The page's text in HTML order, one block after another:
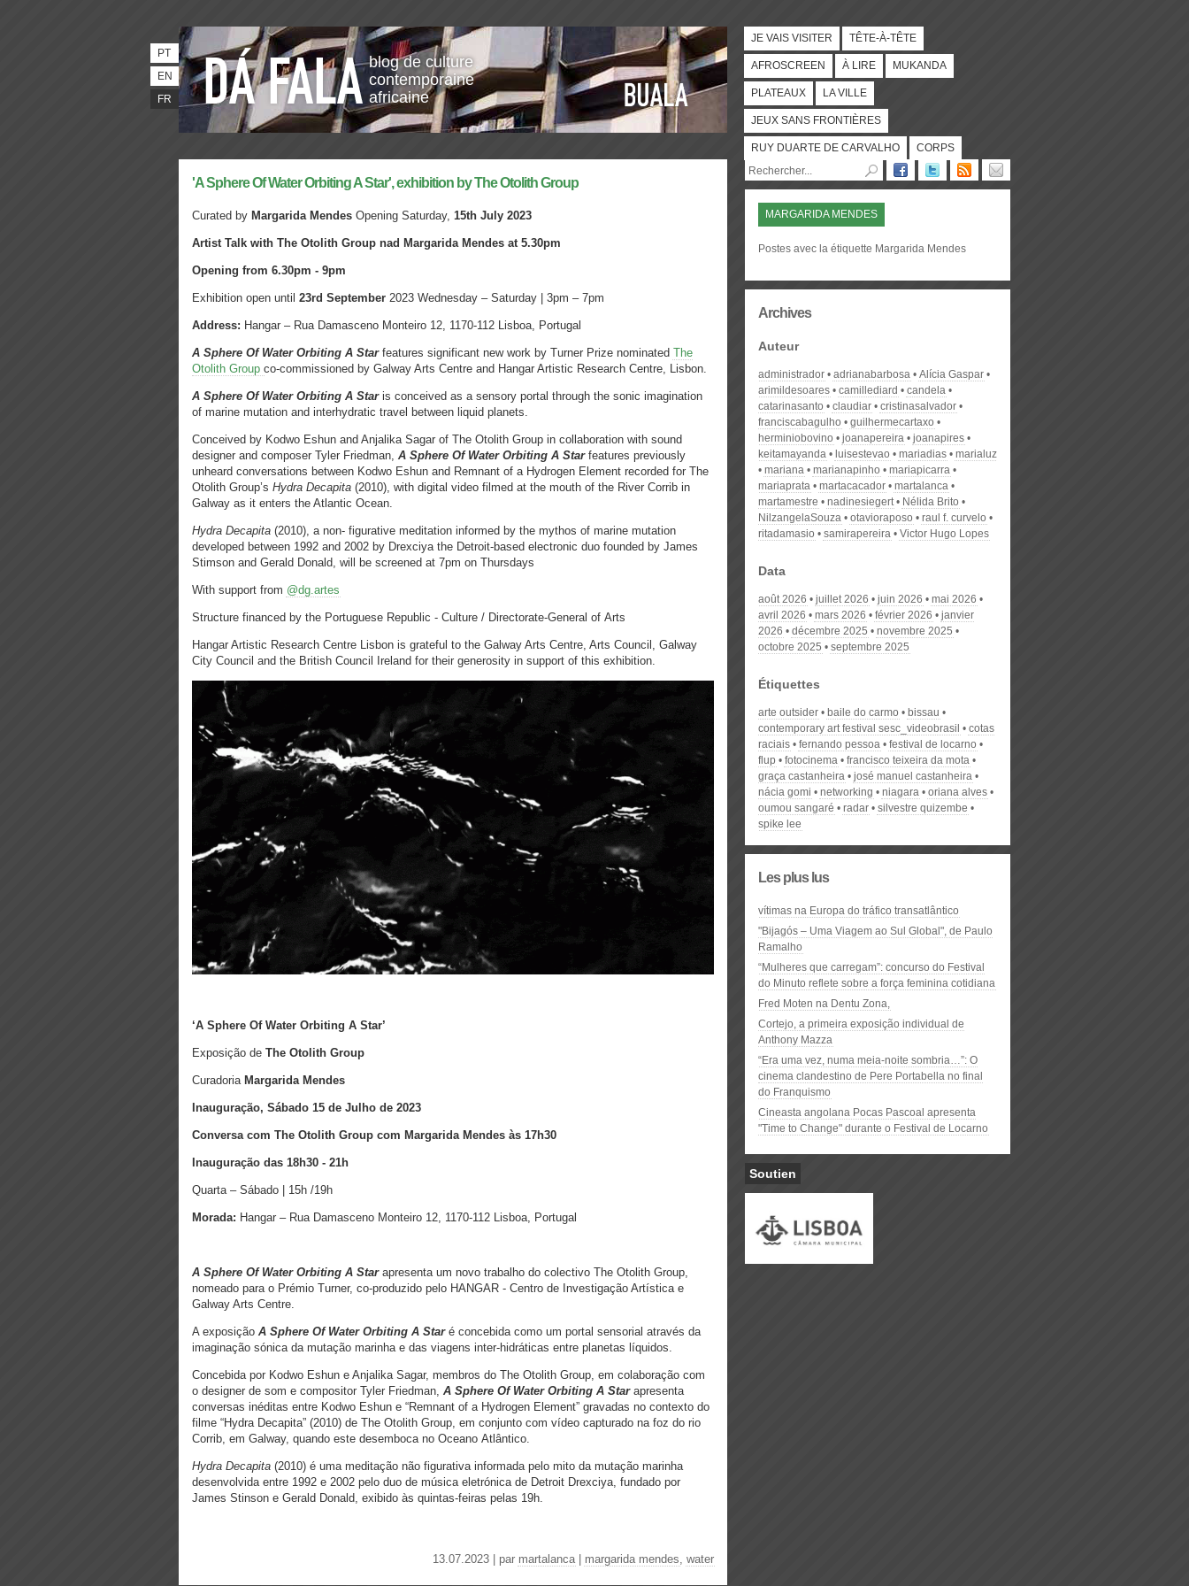
blog de culture
contemporaine
africaine
PT
EN
FR
JE VAIS VISITER TÊTE-À-TÊTE
AFROSCREEN À LIRE MUKANDA
PLATEAUX LA VILLE
JEUX SANS FRONTIÈRES
RUY DUARTE DE CARVALHO CORPS
'A Sphere Of Water Orbiting A Star', exhibition by The Otolith Group
Curated by Margarida Mendes Opening Saturday, 15th July 2023
Artist Talk with The Otolith Group nad Margarida Mendes at 5.30pm
Opening from 6.30pm - 9pm
Exhibition open until 23rd September 2023 Wednesday – Saturday | 3pm – 7pm
Address: Hangar – Rua Damasceno Monteiro 12, 1170-112 Lisboa, Portugal
A Sphere Of Water Orbiting A Starfeatures significant new work by Turner Prize nominated The
Otolith Group co-commissioned by Galway Arts Centre and Hangar Artistic Research Centre, Lisbon.
A Sphere Of Water Orbiting A Staris conceived as a sensory portal through the sonic imagination
of marine mutation and interhydratic travel between liquid planets.
Conceived by Kodwo Eshun and Anjalika Sagar of The Otolith Group in collaboration with sound
designer and composer Tyler Friedman, A Sphere Of Water Orbiting A Star features previously
unheard conversations between Kodwo Eshun and Remnant of a Hydrogen Element recorded for The
Otolith Group’s Hydra Decapita (2010), with digital video filmed at the mouth of the River Corrib in
Galway as it enters the Atlantic Ocean.
Hydra Decapita (2010), a non- figurative meditation informed by the mythos of marine mutation
developed between 1992 and 2002 by Drexciya the Detroit-based electronic duo founded by James
Stimson and Gerald Donald, will be screened at 7pm on Thursdays
With support from @‌dg.artes
Structure financed by the Portuguese Republic - Culture / Directorate-General of Arts
Hangar Artistic Research Centre Lisbon is grateful to the Galway Arts Centre, Arts Council, Galway
City Council and the British Council Ireland for their generosity in support of this exhibition.
‘A Sphere Of Water Orbiting A Star’
Exposição de The Otolith Group
Curadoria Margarida Mendes
Inauguração, Sábado 15 de Julho de 2023
Conversa com The Otolith Group com Margarida Mendes às 17h30
Inauguração das 18h30 - 21h
Quarta – Sábado | 15h /19h
Morada: Hangar – Rua Damasceno Monteiro 12, 1170-112 Lisboa, Portugal
A Sphere Of Water Orbiting A Starapresenta um novo trabalho do colectivo The Otolith Group,
nomeado para o Prémio Turner, co-produzido pelo HANGAR - Centro de Investigação Artística e
Galway Arts Centre.
A exposição A Sphere Of Water Orbiting A Staré concebida como um portal sensorial através da
imaginação sónica da mutação marinha e das viagens inter-hidráticas entre planetas líquidos.
Concebida por Kodwo Eshun e Anjalika Sagar, membros do The Otolith Group, em colaboração com
o designer de som e compositor Tyler Friedman, A Sphere Of Water Orbiting A Starapresenta
conversas inéditas entre Kodwo Eshun e “Remnant of a Hydrogen Element” gravadas no contexto do
filme “Hydra Decapita” (2010) de The Otolith Group, em conjunto com vídeo capturado na foz do rio
Corrib, em Galway, quando este desemboca no Oceano Atlântico.
Hydra Decapita (2010) é uma meditação não figurativa informada pelo mito da mutação marinha
desenvolvida entre 1992 e 2002 pelo duo de música eletrónica de Detroit Drexciya, fundado por
James Stinson e Gerald Donald, exibido às quintas-feiras pelas 19h.
13.07.2023 | par martalanca| margarida mendes, water
MARGARIDA MENDES
Postes avec la étiquette Margarida Mendes
Archives
Auteur
administrador adrianabarbosa
Alícia Gaspar
arimildesoares
camillediard
candela
catarinasanto
claudiar
cristinasalvador
franciscabagulho
guilhermecartaxo
herminiobovino
joanapereira
joanapires
keitamayanda
luisestevao mariadias
marialuz
mariana
marianapinho
mariapicarra
mariaprata
martacacador
martalanca
martamestre
nadinesiegert
Nélida Brito
NilzangelaSouza
otavioraposo
raul f. curvelo
ritadamasio
samirapereira Victor Hugo Lopes
Data
août 2026 juillet 2026 juin 2026
mai 2026
avril 2026
mars 2026 février 2026
janvier
2026
décembre 2025
novembre 2025
octobre 2025
septembre 2025
Étiquettes
arte outsider baile do carmo
bissau
contemporary art festival sesc_videobrasil
cotas
raciais
fernando pessoa
festival de locarno
flup
fotocinema
francisco teixeira da mota
graça castanheira
josé manuel castanheira
nácia gomi
networking niagara
oriana alves
oumou sangaré
radar
silvestre quizembe
spike lee
Les plus lus
vítimas na Europa do tráfico transatlântico
"Bijagós – Uma Viagem ao Sul Global", de Paulo
Ramalho
“Mulheres que carregam”: concurso do Festival
do Minuto reflete sobre a força feminina cotidiana
Fred Moten na Dentu Zona,
Cortejo, a primeira exposição individual de
Anthony Mazza
“Era uma vez, numa meia-noite sombria…”: O
cinema clandestino de Pere Portabella no final
do Franquismo
Cineasta angolana Pocas Pascoal apresenta
"Time to Change" durante o Festival de Locarno
Soutien